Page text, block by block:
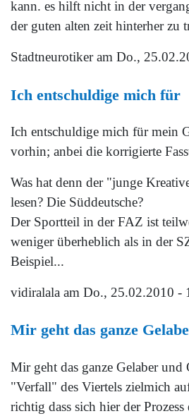
kann. es hilft nicht in der
der guten alten zeit hinterher zu
Stadtneurotikeram Do.,
Ich entschuldige mich für
Ich entschuldige mich für mein
vorhin; anbei die korrigierte
Was hat denn der "junge
lesen? Die Süddeutsche?
Der Sportteil in der FAZ ist
weniger überheblich als in der
Beispiel...
vidiralala am Do., 25.02.2010 -
Mir geht das ganze
Mir geht das ganze Gelaber und
"Verfall" des Viertels zielmich
richtig dass sich hier der